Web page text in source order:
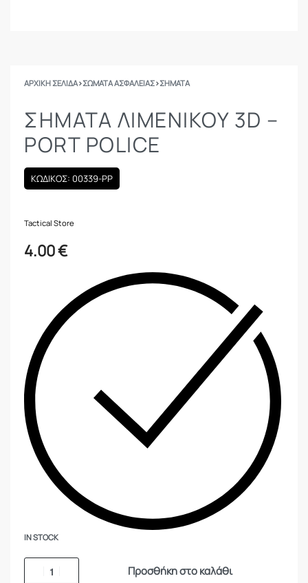
ΑΡΧΙΚΉ ΣΕΛΊΔΑ›ΣΩΜΑΤΑ ΑΣΦΑΛΕΙΑΣ›ΣΉΜΑΤΑ
ΣΉΜΑΤΑ ΛΙΜΕΝΙΚΟΎ 3D –
PORT POLICE
ΚΩΔΙΚΟΣ: 00339-PP
Tactical Store
4.00€
IN STOCK
Προσθήκη στο καλάθι